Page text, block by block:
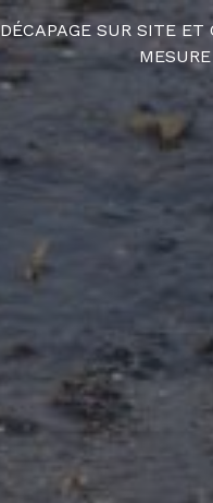
DÉCAPAGE SUR SITE ET
MESURE